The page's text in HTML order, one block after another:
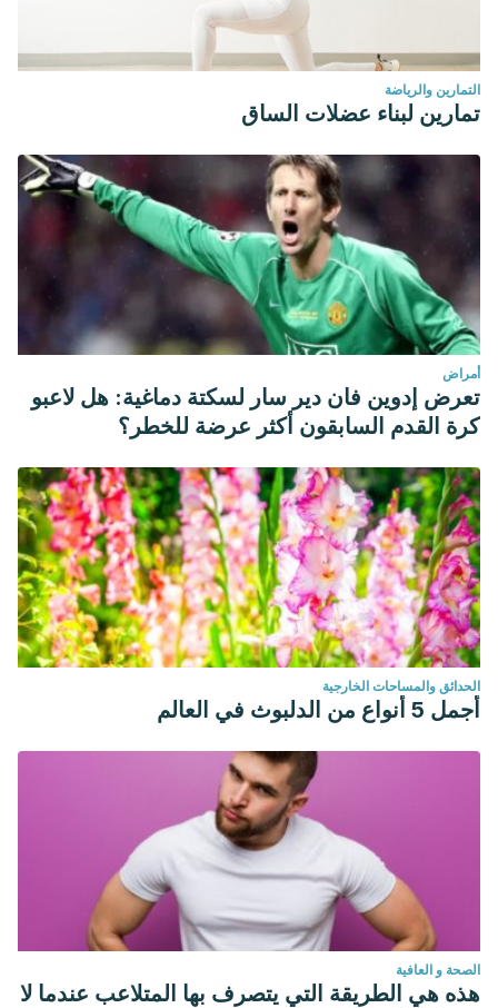
التمارين والرياضة
تمارين لبناء عضلات الساق
أمراض
تعرض إدوين فان دير سار لسكتة دماغية: هل لاعبو
كرة القدم السابقون أكثر عرضة للخطر؟
الحدائق والمساحات الخارجية
أجمل 5 أنواع من الدلبوث في العالم
الصحة و العافية
هذه هي الطريقة التي يتصرف بها المتلاعب عندما لا